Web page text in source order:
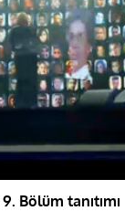
Bölüm tanıtımı